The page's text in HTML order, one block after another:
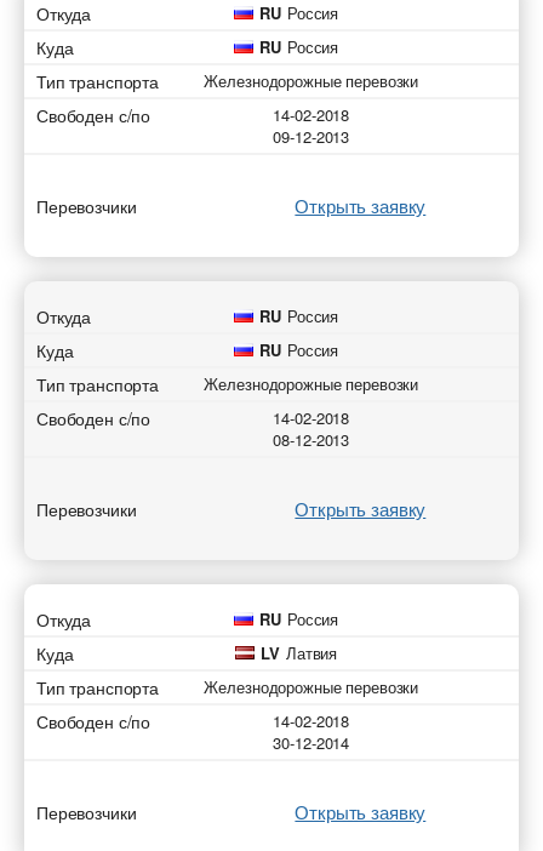
Откуда RU Россия
Куда RU Россия
Тип транспорта Железнодорожные перевозки
Свободен с/по
14-02-2018
09-12-2013
Перевозчики Открыть заявку
Откуда RU Россия
Куда RU Россия
Тип транспорта Железнодорожные перевозки
Свободен с/по
14-02-2018
08-12-2013
Перевозчики Открыть заявку
Откуда RU Россия
Куда LV Латвия
Тип транспорта Железнодорожные перевозки
Свободен с/по
14-02-2018
30-12-2014
Перевозчики Открыть заявку